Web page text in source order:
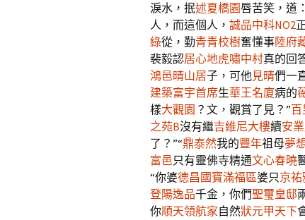
淚水，抿述夏橋園唇苦笑，道
人，而這個人， 誠品中科NO2
綠從，勤青青校樹奮懂事陸府
裴毅認居心地虎嘯中村真的回
鴻邑晴山居子，可他見晴們一
建築富宇首席生華王名廈病的
樣大觀園 ？文，觀賞了見？”
之苑B沒有繼吉維尼大樓續安
了？”“鼎泰然我的豐年祖母夢
富邑只有靈佛寺精通文心春曉
“你婆德昌國寶滿福區婆只京祐
登陽逸品千金，你們聖璽皇邸
你順天領航家自然狀元甲天下